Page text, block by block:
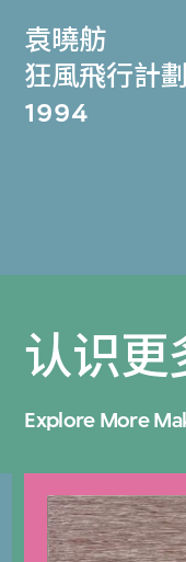
袁曉舫
狂風飛行計劃
1994
认识更
Explore More